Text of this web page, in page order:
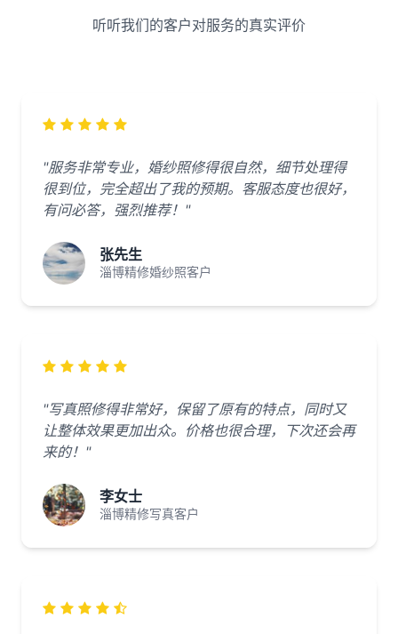
听听我们的客户对服务的真实评价
"服务非常专业，婚纱照修得很自然，细节处理得
很到位，完全超出了我的预期。客服态度也很好，
有问必答，强烈推荐！"
张先生
淄博精修婚纱照客户
"写真照修得非常好，保留了原有的特点，同时又
让整体效果更加出众。价格也很合理，下次还会再
来的！"
李女士
淄博精修写真客户